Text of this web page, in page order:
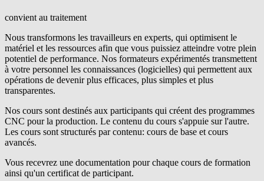
convient au traitement
Nous transformons les travailleurs en experts, qui optimisent le
matériel et les ressources afin que vous puissiez atteindre votre plein
potentiel de performance. Nos formateurs expérimentés transmettent
à votre personnel les connaissances (logicielles) qui permettent aux
opérations de devenir plus efficaces, plus simples et plus
transparentes.
Nos cours sont destinés aux participants qui créent des programmes
CNC pour la production. Le contenu du cours s'appuie sur l'autre.
Les cours sont structurés par contenu: cours de base et cours
avancés.
Vous recevrez une documentation pour chaque cours de formation
ainsi qu'un certificat de participant.